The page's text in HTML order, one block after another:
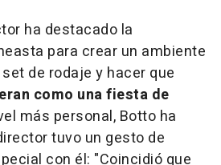
ha destacado la
para crear un ambiente
de rodaje y hacer que
como una fiesta de
más personal, Botto ha
tuvo un gesto de
con él: "Coincidió que